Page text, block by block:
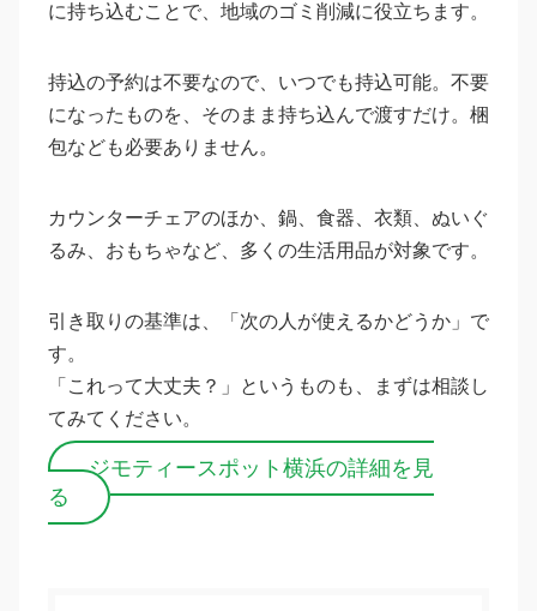
に持ち込むことで、地域のゴミ削減に役立ちます。
持込の予約は不要なので、いつでも持込可能。不要
になったものを、そのまま持ち込んで渡すだけ。梱
包なども必要ありません。
カウンターチェアのほか、鍋、食器、衣類、ぬいぐ
るみ、おもちゃなど、多くの生活用品が対象です。
引き取りの基準は、「次の人が使えるかどうか」で
す。
「これって大丈夫？」というものも、まずは相談し
てみてください。
ジモティースポット横浜の詳細を見
る